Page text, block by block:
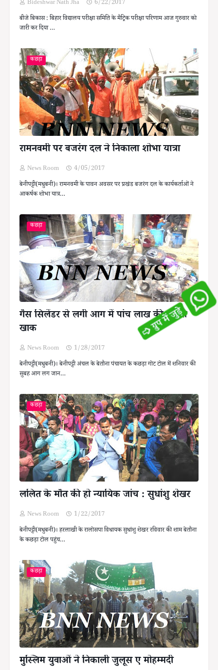
Bideshwar Nath Jha
6/22/2017
बीजे बिकास : बिहार विद्यालय परीक्षा समिति के मैट्रिक परीक्षा परिणाम आज गुरुवार को
जारी कर दिया …
कछड़ा
रामनवमी पर बजरंग दल ने निकाला शोभा यात्रा
News Room
4/05/2017
बेनीपट्टी(मधुबनी)। रामनवमी के पावन अवसर पर प्रखंड बजरंग दल के कार्यकर्ताओं ने
आकर्षक शोभा यात्र…
कछड़ा
गैस सिलेंडर से लगी आग में पांच लाख की संपत्ति
खाक
News Room
1/28/2017
बेनीपट्टी(मधुबनी)। बेनीपट्टी अंचल के बेतौना पंचायत के कछड़ा गोट टोल में शनिवार की
सुबह आग लग जान…
कछड़ा
ललित के मौत की हो न्यायिक जांच : सुधांशु शेखर
News Room
1/22/2017
बेनीपट्टी(मधुबनी)। हरलाखी के रालोसपा विधायक सुधांशु शेखर रविवार की शाम बेतौना
के कछड़ा टोल पहुंच…
कछड़ा
मुस्लिम युवाओं ने निकाली जुलूस ए मोहम्मदी